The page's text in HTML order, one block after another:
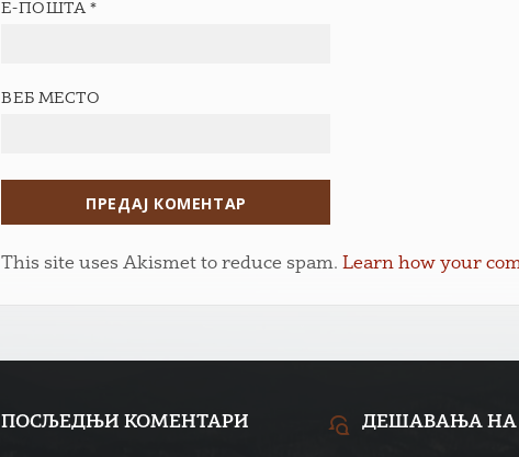
Е-ПОШТА *
ВЕБ МЕСТО
This site uses Akismet to reduce spam.Learn how your
ПОСЉЕДЊИ КОМЕНТАРИ ДЕШАВАЊА НА